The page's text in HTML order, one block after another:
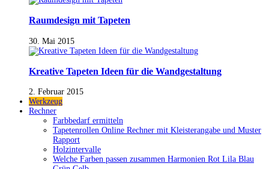
Raumdesign mit Tapeten
30. Mai 2015
Kreative Tapeten Ideen für die Wandgestaltung
2. Februar 2015
Werkzeug
Rechner
Farbbedarf ermitteln
Tapetenrollen Online Rechner mit Kleisterangabe und Muster
Rapport
Holzintervalle
Welche Farben passen zusammen Harmonien Rot Lila Blau